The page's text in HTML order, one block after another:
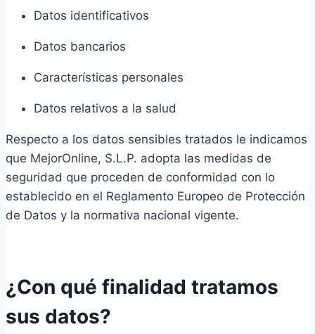
Datos identificativos
Datos bancarios
Características personales
Datos relativos a la salud
Respecto a los datos sensibles tratados le indicamos
que MejorOnline, S.L.P. adopta las medidas de
seguridad que proceden de conformidad con lo
establecido en el Reglamento Europeo de Protección
de Datos y la normativa nacional vigente.
¿Con qué finalidad tratamos
sus datos?